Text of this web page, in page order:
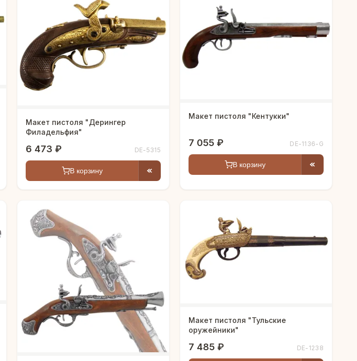
Макет пистоля "Дерингер
Филадельфия"
6 473 ₽ DE-5315
В корзину
Макет пистоля "Кентукки"
7 055 ₽ DE-1136-G
В корзину
Макет пистоля "Тульские
оружейники"
7 485 ₽ DE-1238